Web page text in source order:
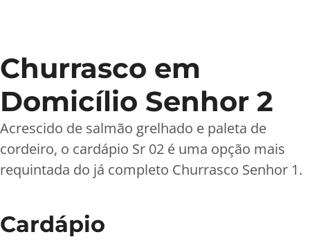
Churrasco em
Domicílio Senhor 2
Acrescido de salmão grelhado e paleta de
cordeiro, o cardápio Sr 02 é uma opção mais
requintada do já completo Churrasco Senhor 1.
Cardápio